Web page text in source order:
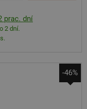
prac. dní
2 dní.
-46%